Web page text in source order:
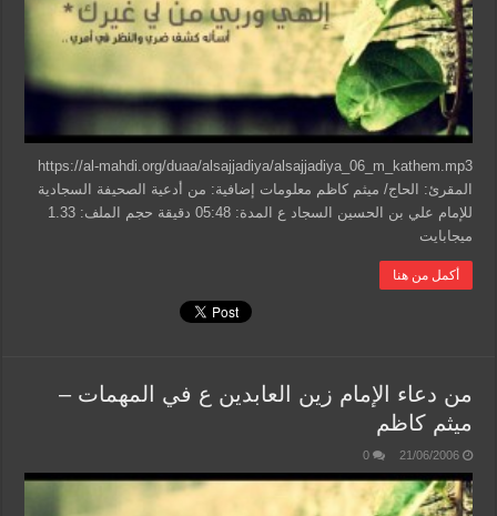
https://al-mahdi.org/duaa/alsajjadiya/alsajjadiya_06_m_kathem.mp3
المقرئ: الحاج/ ميثم كاظم معلومات إضافية: من أدعية الصحيفة السجادية
للإمام علي بن الحسين السجاد ع المدة: 05:48 دقيقة حجم الملف: 1.33
ميجابايت
أكمل من هنا
من دعاء الإمام زين العابدين ع في المهمات –
ميثم كاظم
21/06/2006
0